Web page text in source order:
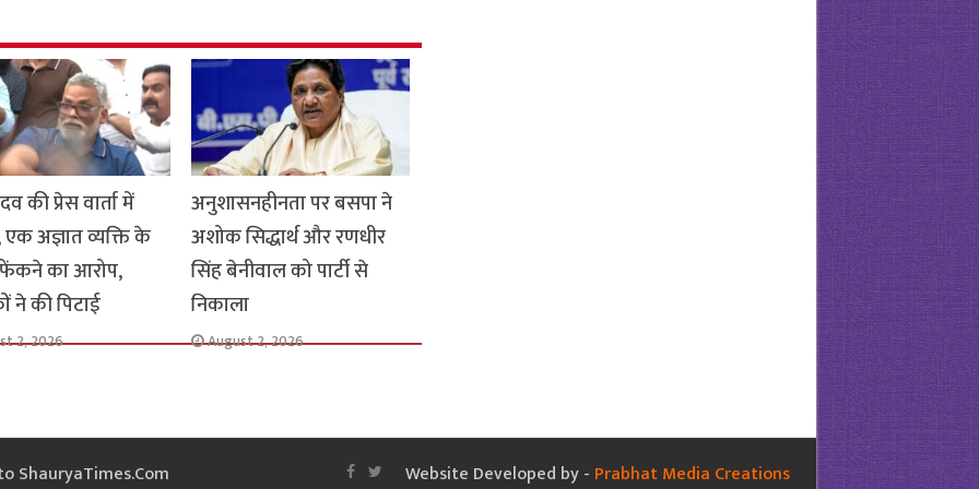
की प्रेस वार्ता में
एक अज्ञात व्यक्ति के
का आरोप,
ने की पिटाई
2, 2026
अनुशासनहीनता पर बसपा ने
अशोक सिद्धार्थ और रणधीर
सिंह बेनीवाल को पार्टी से
निकाला
August 2, 2026
Website Developed by - Prabhat Media Creations
ShauryaTimes.Com